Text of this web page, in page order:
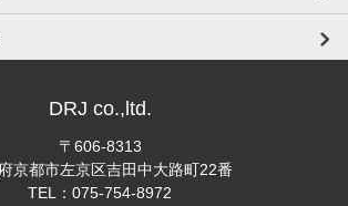
DRJ co.,ltd.
〒606-8313
京都市左京区吉田中大路町22番
TEL：075-754-8972